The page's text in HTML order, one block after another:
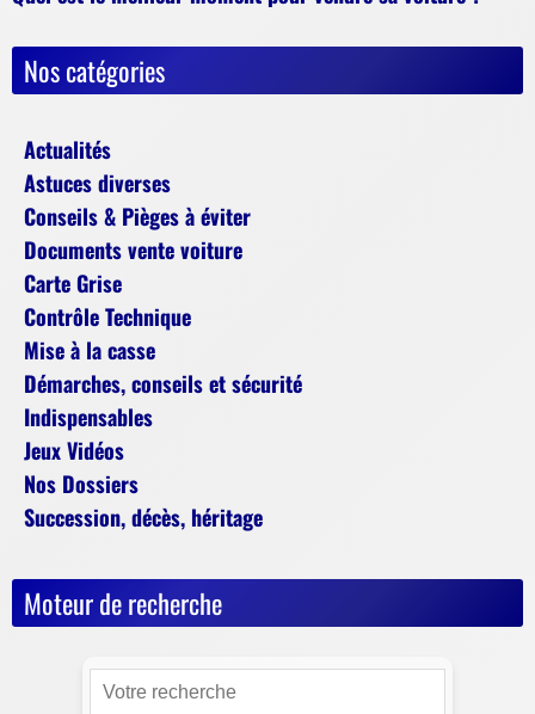
Nos catégories
Actualités
Astuces diverses
Conseils & Pièges à éviter
Documents vente voiture
Carte Grise
Contrôle Technique
Mise à la casse
Démarches, conseils et sécurité
Indispensables
Jeux Vidéos
Nos Dossiers
Succession, décès, héritage
Moteur de recherche